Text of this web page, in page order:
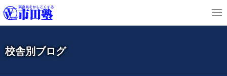
校舎別ブログ